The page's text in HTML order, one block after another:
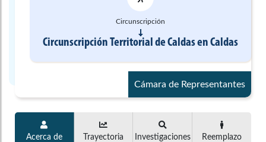
Circunscripción
Circunscripción Territorial de CaldasenCaldas
Cámara de Representantes
Acerca de Trayectoria Investigaciones Reemplazo